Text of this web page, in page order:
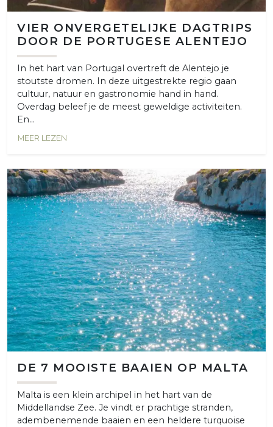
VIER ONVERGETELIJKE DAGTRIPS
DOOR DE PORTUGESE ALENTEJO
In het hart van Portugal overtreft de Alentejo je
stoutste dromen. In deze uitgestrekte regio gaan
cultuur, natuur en gastronomie hand in hand.
Overdag beleef je de meest geweldige activiteiten.
En...
MEER LEZEN
DE 7 MOOISTE BAAIEN OP MALTA
Malta is een klein archipel in het hart van de
Middellandse Zee. Je vindt er prachtige stranden,
adembenemende baaien en een heldere turquoise